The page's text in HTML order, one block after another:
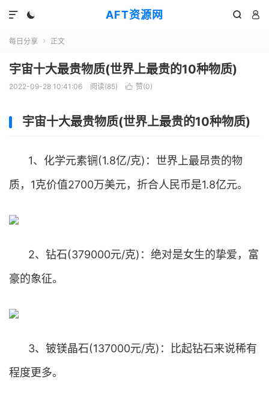
AFT资源网
  

每日分享  正文
宇宙十大最贵物质(世界上最贵的10种物质)
2022-09-28 10:41:06 阅读(85)  赞(0)
宇宙十大最贵物质(世界上最贵的10种物质)
1、化学元素锎(1.8亿/克)：世界上最昂贵的物
质，1克价值2700万美元，折合人民币是1.8亿元。
2、钻石(379000元/克)：绝对是女生的挚爱，富
豪的象征。
3、铍镁晶石(137000元/克)：比起钻石来说稀有
程度更多。